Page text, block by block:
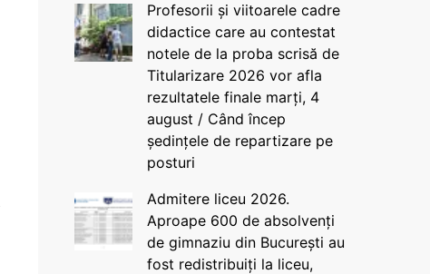
Profesorii și viitoarele cadre
didactice care au contestat
notele de la proba scrisă de
Titularizare 2026 vor afla
rezultatele finale marți, 4
august / Când încep
ședințele de repartizare pe
posturi
Admitere liceu 2026.
Aproape 600 de absolvenți
de gimnaziu din București au
fost redistribuiți la liceu,